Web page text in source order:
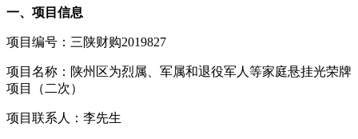
一、项目信息
项目编号：三陕财购2019827
项目名称：陕州区为烈属、军属和退役军人等家庭悬挂光荣牌
项目（二次）
项目联系人：李先生